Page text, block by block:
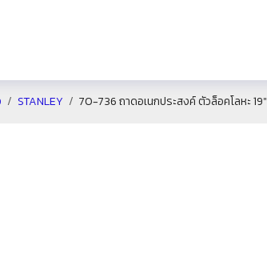
STANLEY 70-736 ถาดอเนกประสงค์ ตัวล็อคโลหะ 19″